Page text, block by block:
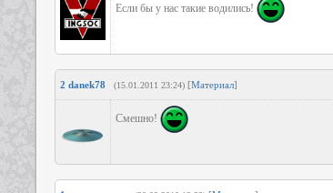
Если бы у нас такие водились!
2 danek78 (15.01.2011 23:24) [Материал]
Смешно!